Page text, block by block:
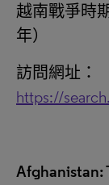
越南戰爭時
年）
訪問網址：
https://
Afghanistan: